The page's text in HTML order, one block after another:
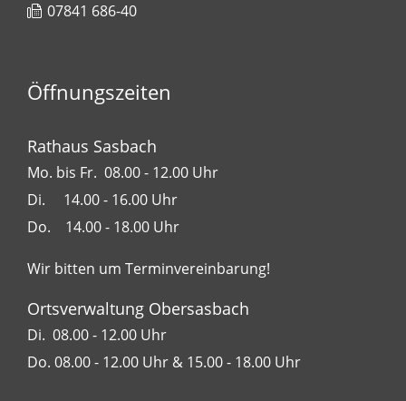
07841 686-40
Öffnungszeiten
Rathaus Sasbach
Mo. bis Fr. 08.00 - 12.00 Uhr
Di. 14.00 - 16.00 Uhr
Do. 14.00 - 18.00 Uhr
Wir bitten um Terminvereinbarung!
Ortsverwaltung Obersasbach
Di. 08.00 - 12.00 Uhr
Do. 08.00 - 12.00 Uhr & 15.00 - 18.00 Uhr